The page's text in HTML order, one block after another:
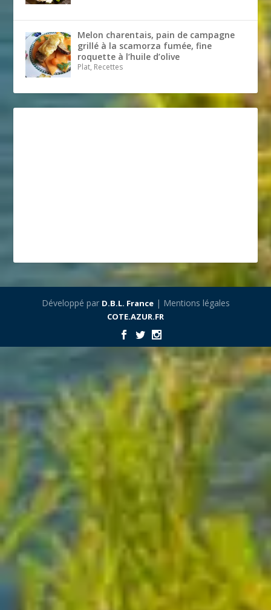
Melon charentais, pain de campagne
grillé à la scamorza fumée, fine
roquette à l’huile d’olive
Plat, Recettes
Développé par D.B.L. France| Mentions légales
COTE.AZUR.FR